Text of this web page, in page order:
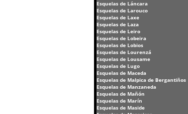
Esquelas de Láncara
Esquelas de Larouco
Esquelas de Laxe
Esquelas de Laza
Esquelas de Leiro
Esquelas de Lobeira
Esquelas de Lobios
Esquelas de Lourenzá
Esquelas de Lousame
Esquelas de Lugo
Esquelas de Maceda
Esquelas de Malpica de Bergantiños
Esquelas de Manzaneda
Esquelas de Mañón
Esquelas de Marín
Esquelas de Maside